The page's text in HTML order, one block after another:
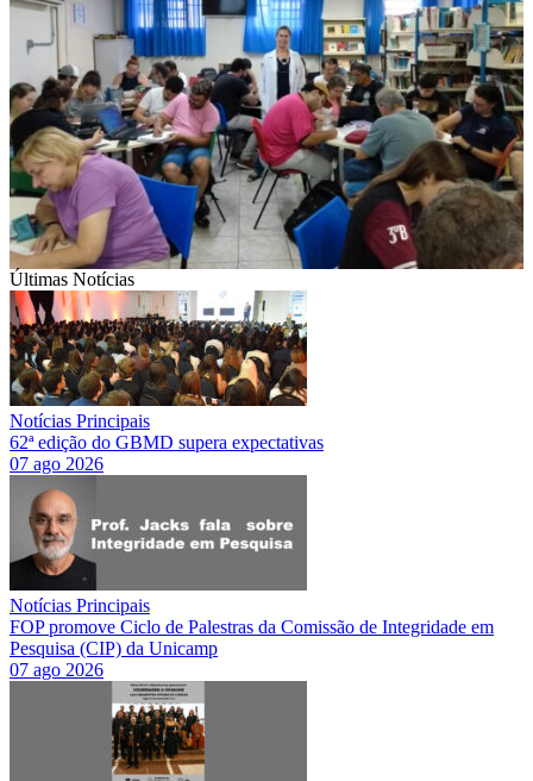
Últimas Notícias
Notícias Principais
62ª edição do GBMD supera expectativas
07 ago 2026
Notícias Principais
FOP promove Ciclo de Palestras da Comissão de Integridade em
Pesquisa (CIP) da Unicamp
07 ago 2026